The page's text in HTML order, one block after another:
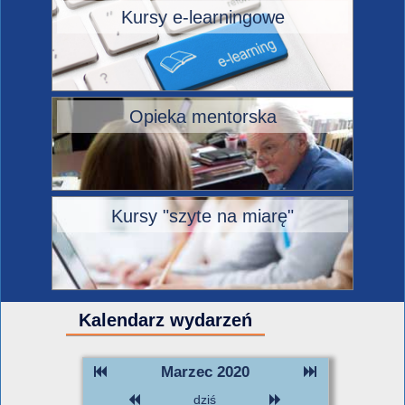
Kursy e-learningowe
Opieka mentorska
Kursy "szyte na miarę"
Kalendarz wydarzeń
Marzec 2020
dziś